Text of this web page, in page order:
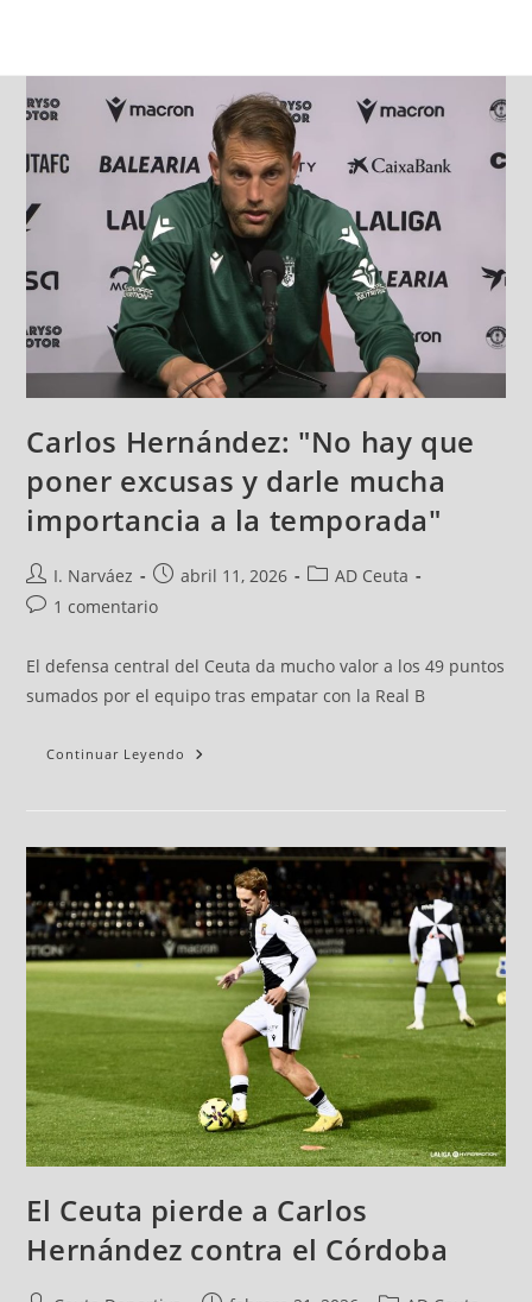
Carlos Hernández: "No hay que
poner excusas y darle mucha
importancia a la temporada"
I. Narváez abril 11, 2026
AD Ceuta
1 comentario
El defensa central del Ceuta da mucho valor a los 49 puntos
sumados por el equipo tras empatar con la Real B
Continuar Leyendo
El Ceuta pierde a Carlos
Hernández contra el Córdoba